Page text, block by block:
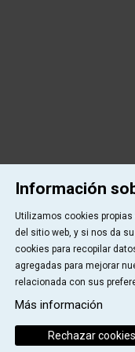
Información
Utilizamos cookies
del sitio web, y si nos da
cookies para recopilar
agregadas para mejorar
relacionada con sus
Más información
Rechazar cookies